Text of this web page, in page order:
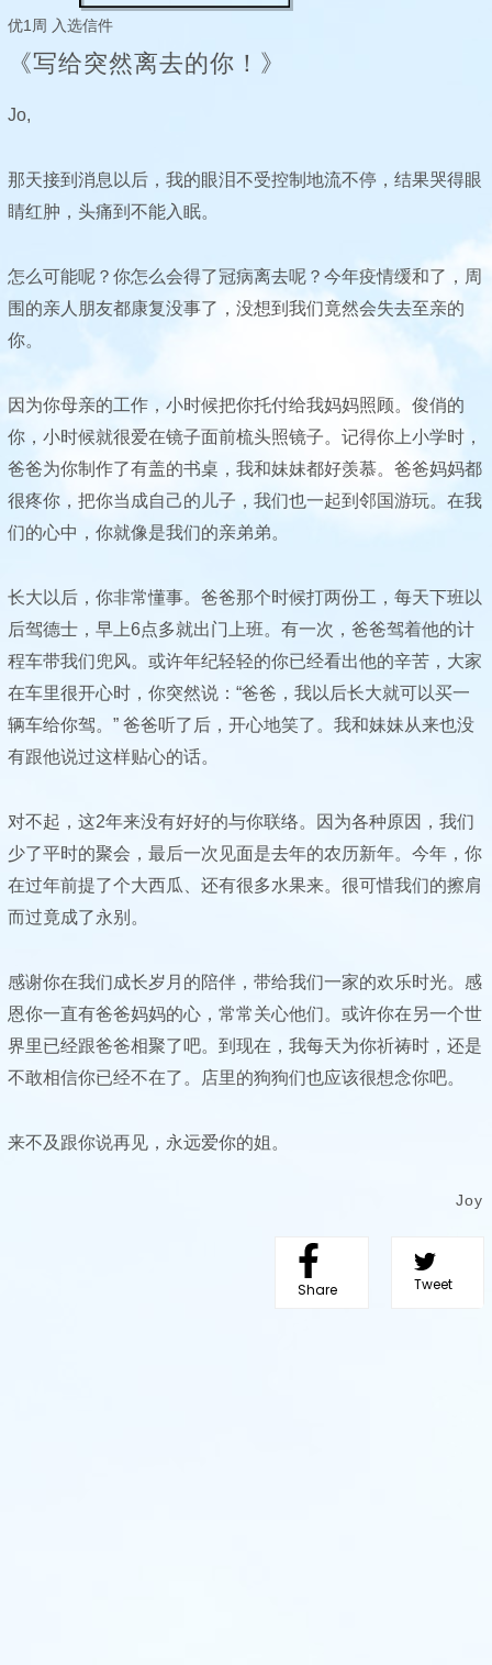
优1周 入选信件
《写给突然离去的你！》
Jo,
那天接到消息以后，我的眼泪不受控制地流不停，结果哭得眼
睛红肿，头痛到不能入眠。
怎么可能呢？你怎么会得了冠病离去呢？今年疫情缓和了，周
围的亲人朋友都康复没事了，没想到我们竟然会失去至亲的
你。
因为你母亲的工作，小时候把你托付给我妈妈照顾。俊俏的
你，小时候就很爱在镜子面前梳头照镜子。记得你上小学时，
爸爸为你制作了有盖的书桌，我和妹妹都好羡慕。爸爸妈妈都
很疼你，把你当成自己的儿子，我们也一起到邻国游玩。在我
们的心中，你就像是我们的亲弟弟。
长大以后，你非常懂事。爸爸那个时候打两份工，每天下班以
后驾德士，早上6点多就出门上班。有一次，爸爸驾着他的计
程车带我们兜风。或许年纪轻轻的你已经看出他的辛苦，大家
在车里很开心时，你突然说：“爸爸，我以后长大就可以买一
辆车给你驾。” 爸爸听了后，开心地笑了。我和妹妹从来也没
有跟他说过这样贴心的话。
对不起，这2年来没有好好的与你联络。因为各种原因，我们
少了平时的聚会，最后一次见面是去年的农历新年。今年，你
在过年前提了个大西瓜、还有很多水果来。很可惜我们的擦肩
而过竟成了永别。
感谢你在我们成长岁月的陪伴，带给我们一家的欢乐时光。感
恩你一直有爸爸妈妈的心，常常关心他们。或许你在另一个世
界里已经跟爸爸相聚了吧。到现在，我每天为你祈祷时，还是
不敢相信你已经不在了。店里的狗狗们也应该很想念你吧。
来不及跟你说再见，永远爱你的姐。
Joy
Share Tweet